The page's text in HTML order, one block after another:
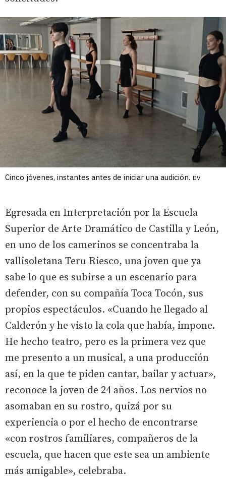
Cinco jóvenes, instantes antes de iniciar una audición. DV
Egresada en Interpretación por la Escuela
Superior de Arte Dramático de Castilla y León,
en uno de los camerinos se concentraba la
vallisoletana Teru Riesco, una joven que ya
sabe lo que es subirse a un escenario para
defender, con su compañía Toca Tocón, sus
propios espectáculos. «Cuando he llegado al
Calderón y he visto la cola que había, impone.
He hecho teatro, pero es la primera vez que
me presento a un musical, a una producción
así, en la que te piden cantar, bailar y actuar»,
reconoce la joven de 24 años. Los nervios no
asomaban en su rostro, quizá por su
experiencia o por el hecho de encontrarse
«con rostros familiares, compañeros de la
escuela, que hacen que este sea un ambiente
más amigable», celebraba.